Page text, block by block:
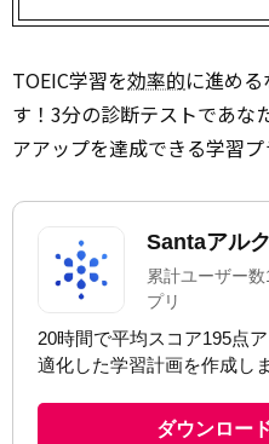
TOEIC学習を効率的に進め
す！3分の診断テストであな
アアップを達成できる学習プ